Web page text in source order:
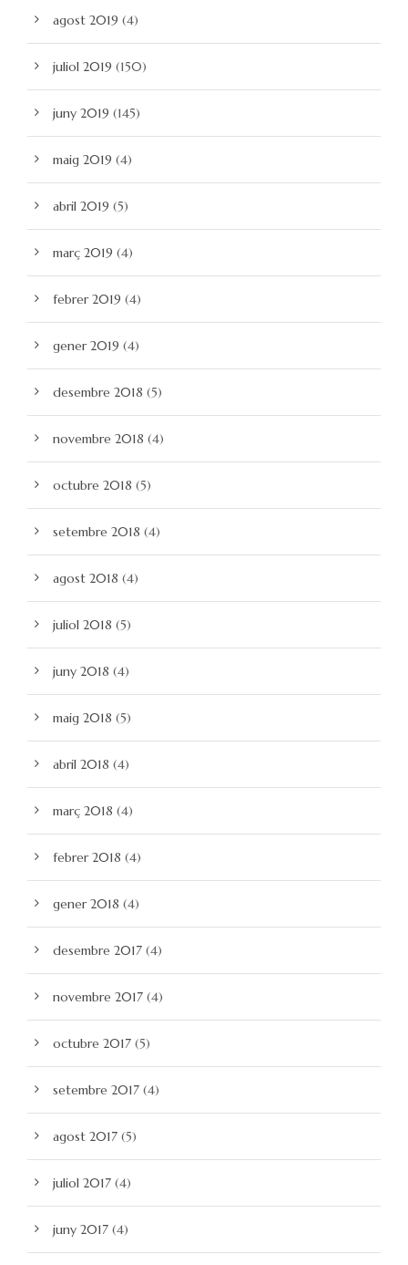
agost 2019 (4)
juliol 2019 (150)
juny 2019 (145)
maig 2019 (4)
abril 2019 (5)
març 2019 (4)
febrer 2019 (4)
gener 2019 (4)
desembre 2018 (5)
novembre 2018 (4)
octubre 2018 (5)
setembre 2018 (4)
agost 2018 (4)
juliol 2018 (5)
juny 2018 (4)
maig 2018 (5)
abril 2018 (4)
març 2018 (4)
febrer 2018 (4)
gener 2018 (4)
desembre 2017 (4)
novembre 2017 (4)
octubre 2017 (5)
setembre 2017 (4)
agost 2017 (5)
juliol 2017 (4)
juny 2017 (4)